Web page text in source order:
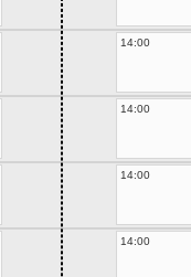
14:00
14:00
14:00
14:00